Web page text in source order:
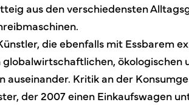
aus den verschiedensten
die ebenfalls mit Essbarem
ökologischen
auseinander. Kritik an der
der 2007 einen Einkaufswagen